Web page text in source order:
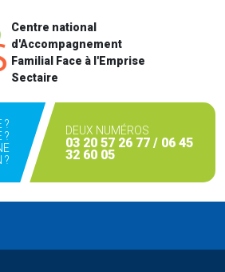
Centre national
d'Accompagnement
Familial Face à l'Emprise
Sectaire
?
?
?
DEUX NUMÉROS
03 20 57 26 77 / 06 45
32 60 05